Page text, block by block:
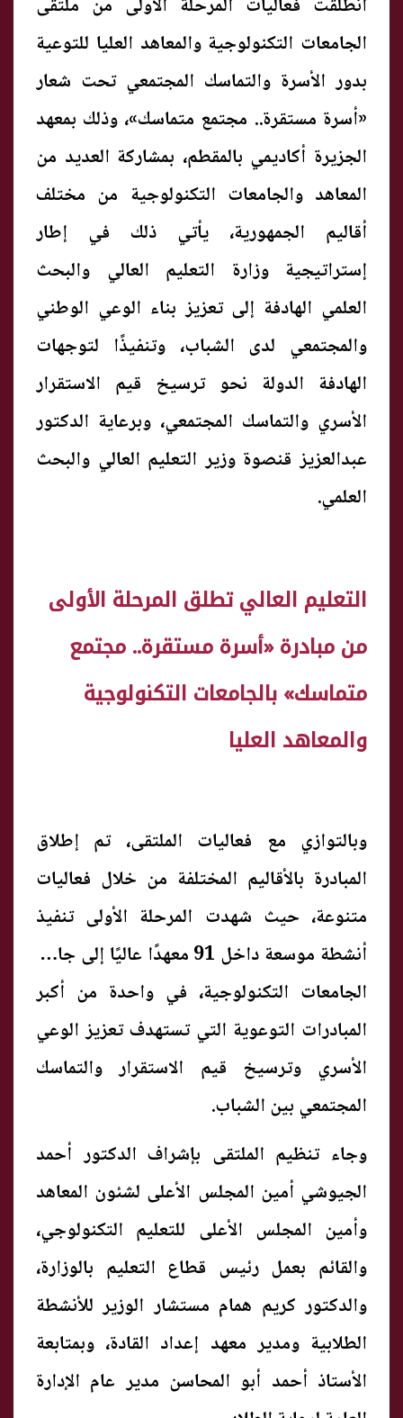
انطلقت فعاليات المرحلة الأولى من ملتقى
الجامعات التكنولوجية والمعاهد العليا للتوعية
بدور الأسرة والتماسك المجتمعي تحت شعار
«أسرة مستقرة.. مجتمع متماسك»، وذلك بمعهد
الجزيرة أكاديمي بالمقطم، بمشاركة العديد من
المعاهد والجامعات التكنولوجية من مختلف
أقاليم الجمهورية، يأتي ذلك في إطار
إستراتيجية وزارة التعليم العالي والبحث
العلمي الهادفة إلى تعزيز بناء الوعي الوطني
والمجتمعي لدى الشباب، وتنفيذًا لتوجهات
الهادفة الدولة نحو ترسيخ قيم الاستقرار
الأسري والتماسك المجتمعي، وبرعاية الدكتور
عبدالعزيز قنصوة وزير التعليم العالي والبحث
العلمي.
التعليم العالي تطلق المرحلة الأولى
من مبادرة «أسرة مستقرة.. مجتمع
متماسك» بالجامعات التكنولوجية
والمعاهد العليا
وبالتوازي مع فعاليات الملتقى، تم إطلاق
المبادرة بالأقاليم المختلفة من خلال فعاليات
متنوعة، حيث شهدت المرحلة الأولى تنفيذ
أنشطة موسعة داخل 91 معهدًا عاليًا إلى جانب
الجامعات التكنولوجية، في واحدة من أكبر
المبادرات التوعوية التي تستهدف تعزيز الوعي
الأسري وترسيخ قيم الاستقرار والتماسك
المجتمعي بين الشباب.
وجاء تنظيم الملتقى بإشراف الدكتور أحمد
الجيوشي أمين المجلس الأعلى لشئون المعاهد
وأمين المجلس الأعلى للتعليم التكنولوجي،
والقائم بعمل رئيس قطاع التعليم بالوزارة،
والدكتور كريم همام مستشار الوزير للأنشطة
الطلابية ومدير معهد إعداد القادة، وبمتابعة
الأستاذ أحمد أبو المحاسن مدير عام الإدارة